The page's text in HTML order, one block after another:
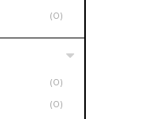
(0)
(0)
(0)